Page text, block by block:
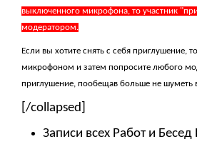
выключенного микрофона, то участник
модератором.
Если вы хотите снять с себя приглушение,
микрофоном и затем попросите любого
приглушение, пообещав больше не шуметь
[/collapsed]
Записи всех Работ и